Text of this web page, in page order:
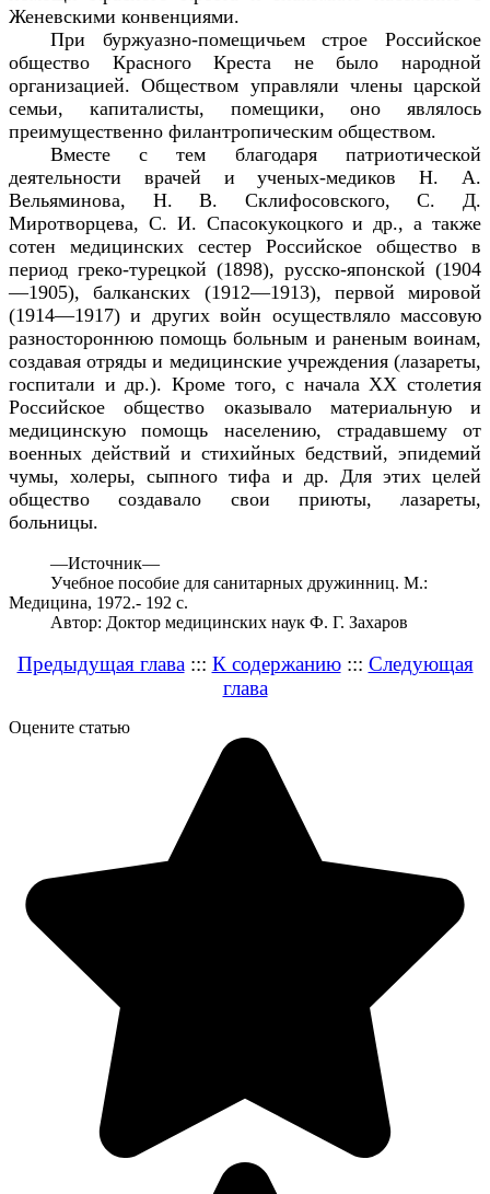
Женевскими конвенциями.
При буржуазно-помещичьем строе Российское
общество Красного Креста не было народной
организацией. Обществом управляли члены царской
семьи, капиталисты, помещики, оно являлось
преимущественно филантропическим обществом.
Вместе с тем благодаря патриотической
деятельности врачей и ученых-медиков Н. А.
Вельяминова, Н. В. Склифосовского, С. Д.
Миротворцева, С. И. Спасокукоцкого и др., а также
сотен медицинских сестер Российское общество в
период греко-турецкой (1898), русско-японской (1904
—1905), балканских (1912—1913), первой мировой
(1914—1917) и других войн осуществляло массовую
разностороннюю помощь больным и раненым воинам,
создавая отряды и медицинские учреждения (лазареты,
госпитали и др.). Кроме того, с начала XX столетия
Российское общество оказывало материальную и
медицинскую помощь населению, страдавшему от
военных действий и стихийных бедствий, эпидемий
чумы, холеры, сыпного тифа и др. Для этих целей
общество создавало свои приюты, лазареты,
больницы.
—Источник—
Учебное пособие для санитарных дружинниц. М.:
Медицина, 1972.- 192 с.
Автор: Доктор медицинских наук Ф. Г. Захаров
Предыдущая глава::: К содержанию::: Следующая
глава
Оцените статью